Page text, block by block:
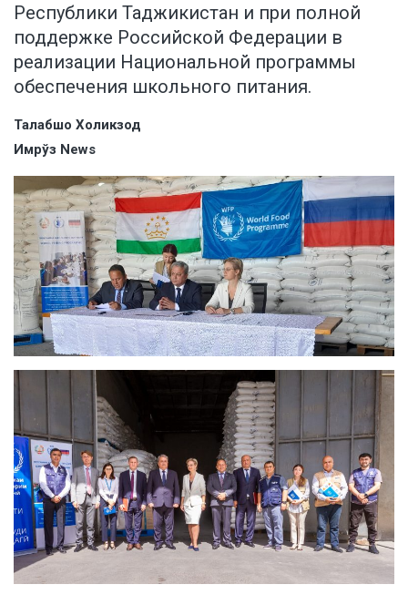
Республики Таджикистан и при полной
поддержке Российской Федерации в
реализации Национальной программы
обеспечения школьного питания.
Талабшо Холикзод
Имрўз News